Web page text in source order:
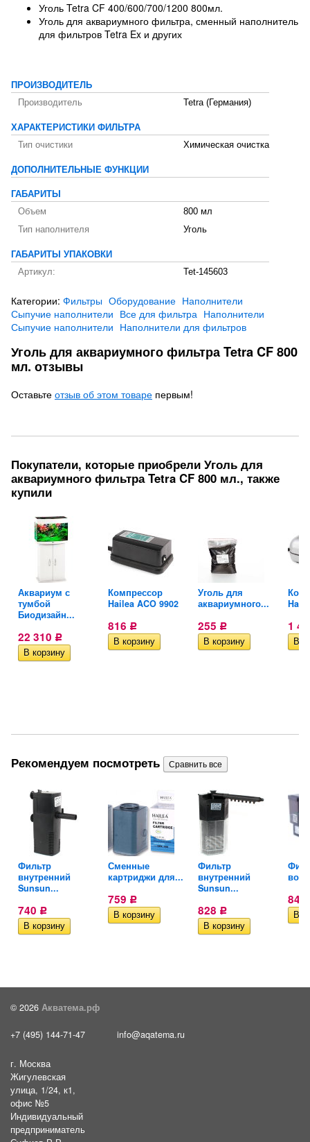
Уголь Tetra CF 400/600/700/1200 800мл.
Уголь для аквариумного фильтра, сменный наполнитель
для фильтров Tetra Ex и других
ПРОИЗВОДИТЕЛЬ
Производитель
Tetra (Германия)
ХАРАКТЕРИСТИКИ ФИЛЬТРА
Тип очистики
Химическая очистка
ДОПОЛНИТЕЛЬНЫЕ ФУНКЦИИ
ГАБАРИТЫ
Объем
800 мл
Тип наполнителя
Уголь
ГАБАРИТЫ УПАКОВКИ
Артикул:
Tet-145603
Категории: Фильтры Оборудование Наполнители
Сыпучие наполнители Все для фильтра Наполнители
Сыпучие наполнители Наполнители для фильтров
Уголь для аквариумного фильтра Tetra CF 800
мл. отзывы
Оставьте отзыв об этом товаре первым!
Покупатели, которые приобрели Уголь для
аквариумного фильтра Tetra CF 800 мл., также
купили
Аквариум с
тумбой
Биодизайн...
22 310 Р
Компрессор
Hailea ACO 9902
816 Р
Уголь для
аквариумного...
255 Р 1
Рекомендуем посмотреть
Фильтр
внутренний
Sunsun...
740 Р
Сменные
картриджи для...
759 Р
Фильтр
внутренний
Sunsun...
828 Р
848
© 2026 Акватема.рф
+7 (495) 144-71-47 info@aqatema.ru
г. Москва
Жигулевская
улица, 1/24, к1,
офис №5
Индивидуальный
предприниматель